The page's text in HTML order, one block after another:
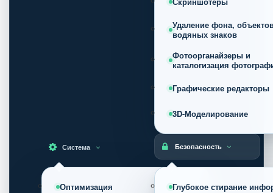
Удаление фона,
водяных знаков
Фотоорганайзеры и
каталогизация
Графические редакторы
3D-Моделирование
Система
Оптимизация
Безопасность
Глубокое стирание